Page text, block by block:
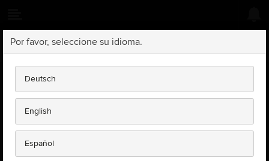
LOGIN
Please enter your details below to access TOPIx.
Password
Por favor, seleccione su idioma.
Deutsch
English
Español